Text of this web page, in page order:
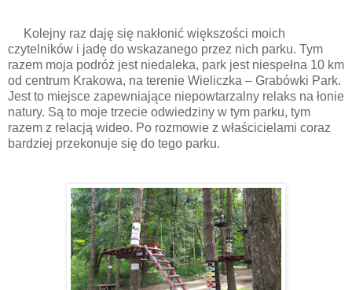
Kolejny raz daję się nakłonić większości moich
czytelników i jadę do wskazanego przez nich parku. Tym
razem moja podróż jest niedaleka, park jest niespełna 10 km
od centrum Krakowa, na terenie Wieliczka – Grabówki Park.
Jest to miejsce zapewniające niepowtarzalny relaks na łonie
natury. Są to moje trzecie odwiedziny w tym parku, tym
razem z relacją wideo. Po rozmowie z właścicielami coraz
bardziej przekonuje się do tego parku.